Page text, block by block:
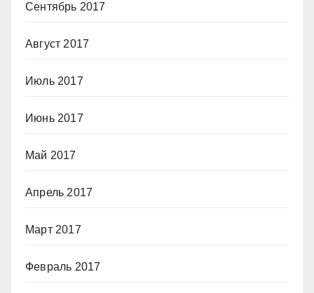
Сентябрь 2017
Август 2017
Июль 2017
Июнь 2017
Май 2017
Апрель 2017
Март 2017
Февраль 2017